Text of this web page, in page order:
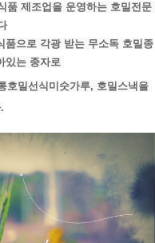
품 제조업을 운영하는 호밀전문
으로 각광 받는 무소독 호밀종
있는 종자로
호밀선식미숫가루, 호밀스낵을